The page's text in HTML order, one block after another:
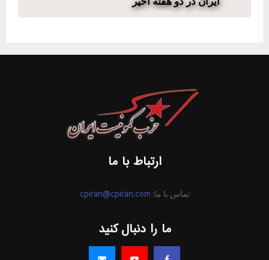
ارتباط با ما
تماس با ما: cpiran@cpiran.com
ما را دنبال کنید